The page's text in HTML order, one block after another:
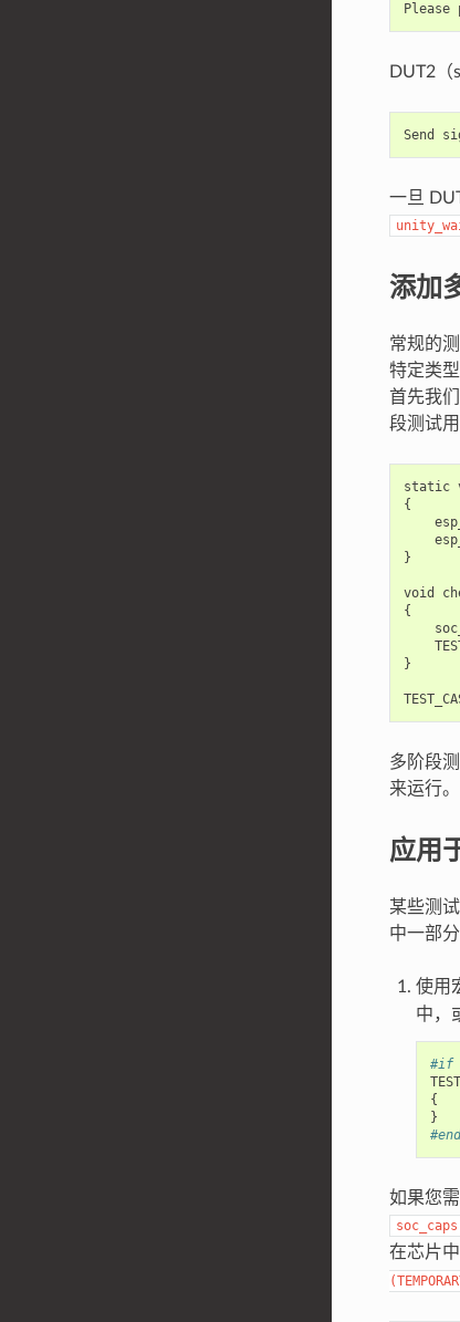
DUT2（
一旦
添加
常规的
特定类
首先我
段测试
static
{
}
void
{
}
多阶段
来运行。
应用
某些测
中一部
使用
中，
#if
{
}
如果您
在芯片